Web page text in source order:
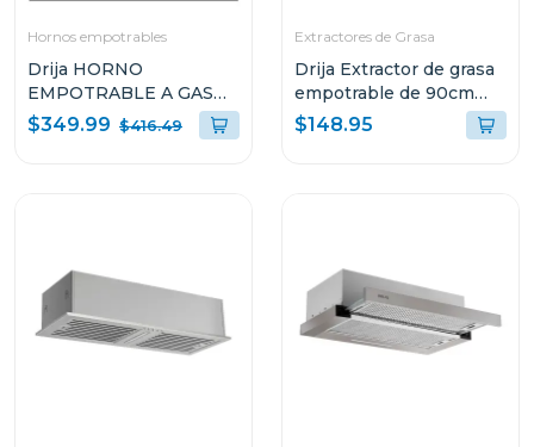
Hornos empotrables
Drija HORNO
EMPOTRABLE A GAS
DE 60CM OCEANIA 60
BLACK GAS
$349.99 $416.49
Extractores de Grasa
Drija Extractor de grasa
empotrable de 90cm
con filtro de acero
aluminio y de carbón
$148.95